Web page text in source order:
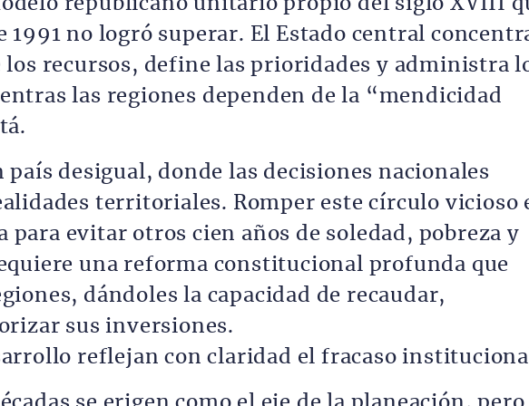
1991 no logró superar. El Estado central
los recursos, define las prioridades y administra
las regiones dependen de la “mendicidad
país desigual, donde las decisiones nacionales
territoriales. Romper este círculo vicioso
evitar otros cien años de soledad, pobreza y
una reforma constitucional profunda que
dándoles la capacidad de recaudar,
sus inversiones.
reflejan con claridad el fracaso